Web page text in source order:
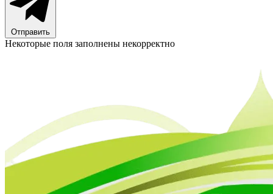
Отправить
Некоторые поля заполнены некорректно